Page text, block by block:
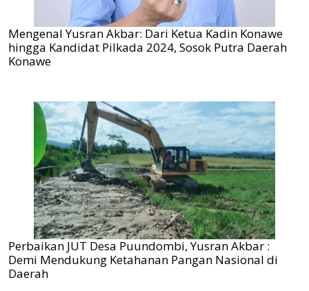
Mengenal Yusran Akbar: Dari Ketua Kadin Konawe
hingga Kandidat Pilkada 2024, Sosok Putra Daerah
Konawe
Perbaikan JUT Desa Puundombi, Yusran Akbar :
Demi Mendukung Ketahanan Pangan Nasional di
Daerah